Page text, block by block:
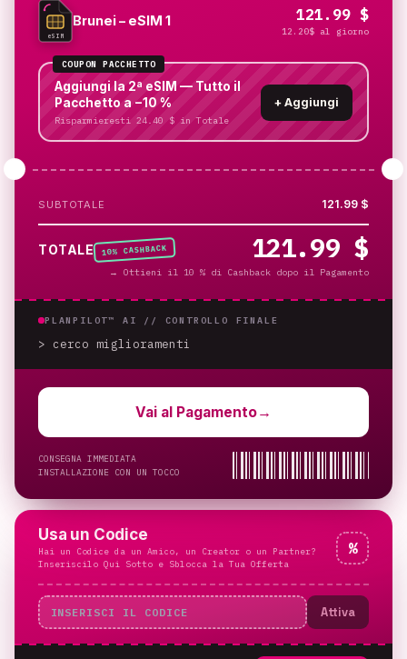
eSIM
Brunei – eSIM 1 121.99 $
12.20$ al giorno
COUPON PACCHETTO
Aggiungi la 2ª eSIM — Tutto il
Pacchetto a −10 %
Risparmieresti 24.40 $ in Totale
+ Aggiungi
SUBTOTALE 121.99 $
TOTALE 10% CASHBACK 121.99 $
→ Ottieni il 10 % di Cashback dopo il Pagamento
PLANPILOT™ AI // CONTROLLO FINALE
> cerco miglioramenti
Vai al Pagamento→
CONSEGNA IMMEDIATA
INSTALLAZIONE CON UN TOCCO
Usa un Codice
Hai un Codice da un Amico, un Creator o un Partner?
Inseriscilo Qui Sotto e Sblocca la Tua Offerta
%
Attiva